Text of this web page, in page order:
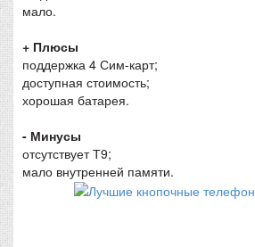
мало.
+ Плюсы
поддержка 4 Сим-карт;
доступная стоимость;
хорошая батарея.
- Минусы
отсутствует Т9;
мало внутренней памяти.